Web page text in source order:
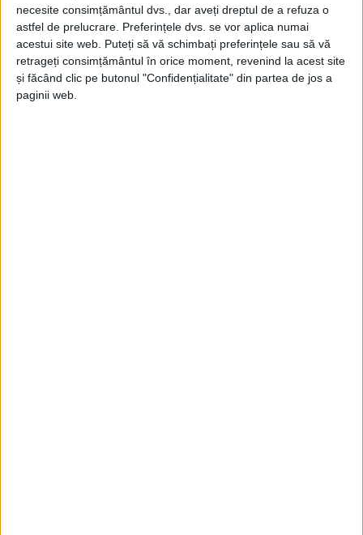
necesite consimțământul dvs., dar aveți dreptul de a refuza o
astfel de prelucrare. Preferințele dvs. se vor aplica numai
acestui site web. Puteți să vă schimbați preferințele sau să vă
retrageți consimțământul în orice moment, revenind la acest site
și făcând clic pe butonul "Confidențialitate" din partea de jos a
paginii web.
CARAȘ-SEVERIN – Gică Popescu a fost marți la Grădinari și
Socol, acolo unde s-au născut foștii săi colegi de generație,
Dorinel Munteanu și Miodrag Belodedici! În numele ”Generaţiei
de Aur”, acesta a oferit două premii în bani în valoare de 9.000
de euro fiecare, mingi şi echipamente sportive copiilor de la